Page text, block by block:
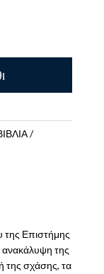
της Επιστήμης
ανακάλυψη της
της σχάσης, τα